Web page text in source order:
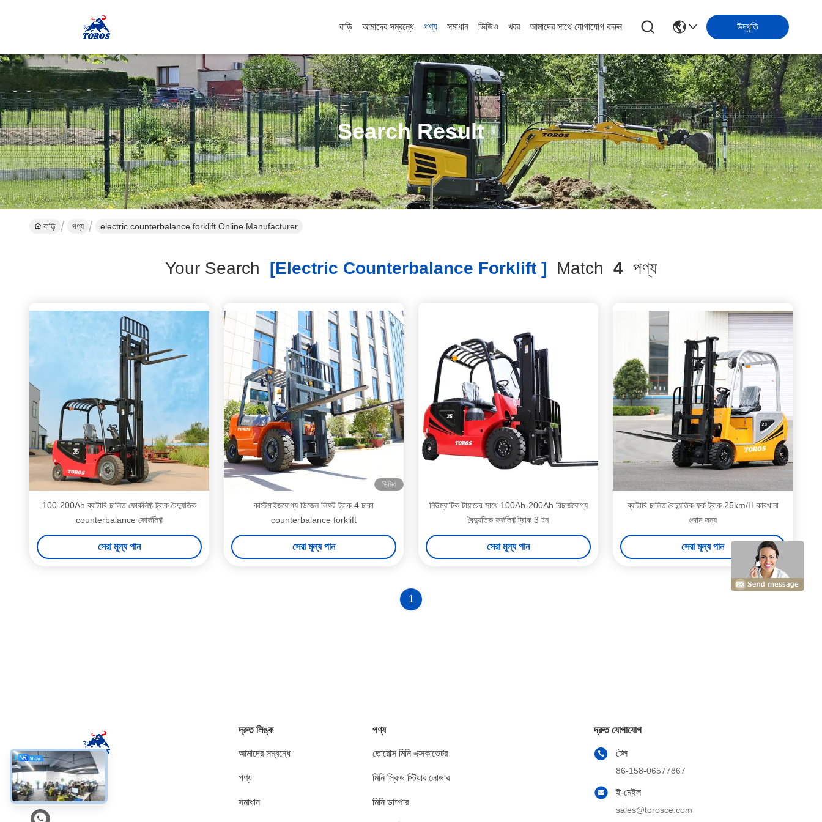
বাড়ি আমাদের সম্বন্ধে পণ্য সমাধান ভিডিও খবর আমাদের সাথে যোগাযোগ করুন উদ্ধৃতি
Search Result
বাড়ি পণ্য electric counterbalance forklift Online Manufacturer
Your Search [electric Counterbalance Forklift ] Match 4 পণ্য
100-200Ah ব্যাটারি চালিত ফোর্কলিফ্ট ট্রাক বৈদ্যুতিক
counterbalance ফোর্কলিফ্ট
সেরা মূল্য পান
ভিডিও
কাস্টমাইজযোগ্য ডিজেল লিফট ট্রাক 4 চাকা
counterbalance forklift
সেরা মূল্য পান
নিউম্যাটিক টায়ারের সাথে 100Ah-200Ah রিচার্জযোগ্য
বৈদ্যুতিক ফর্কলিফ্ট ট্রাক 3 টন
সেরা মূল্য পান
ব্যাটারি চালিত বৈদ্যুতিক ফর্ক ট্রাক 25km/H কারখানা
গুদাম জন্য
সেরা মূল্য পান
1
সোশ্যাল মিডিয়া
দ্রুত লিঙ্ক
আমাদের সম্বন্ধে
পণ্য
সমাধান
পণ্য
তোরোস মিনি এক্সকাভেটর
মিনি স্কিড স্টিয়ার লোডার
মিনি ডাম্পার
দ্রুত যোগাযোগ
টেল
86-158-06577867
ই-মেইল
sales@torosce.com